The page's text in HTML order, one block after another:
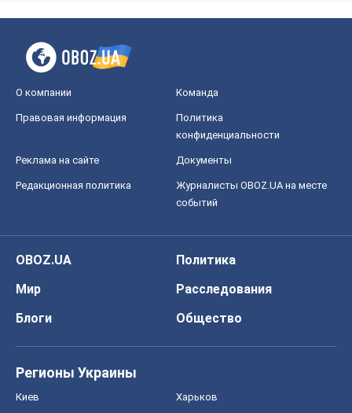
О компании Команда
Правовая информация
Политика
конфиденциальности
Реклама на сайте Документы
Редакционная политика
Журналисты OBOZ.UA на месте
событий
OBOZ.UA
Политика
Мир
Расследования
Блоги
Общество
Регионы Украины
Киев Харьков